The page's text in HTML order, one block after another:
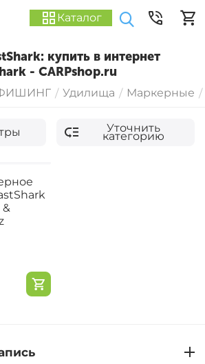
Каталог
купить в интернет
- CARPshop.ru
/ Удилища / Маркерные /
Уточнить
категорию